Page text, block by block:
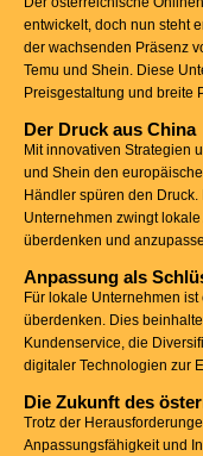
entwickelt, doch nun steht
der wachsenden Präsenz
Temu und Shein. Diese
Preisgestaltung und breite
Der Druck aus China
Mit innovativen Strategien
und Shein den
Händler spüren den
Unternehmen zwingt
überdenken und
Anpassung als
Für lokale Unternehmen
überdenken. Dies
Kundenservice, die
digitaler Technologien zur
Die Zukunft des
Trotz der
Anpassungsfähigkeit und